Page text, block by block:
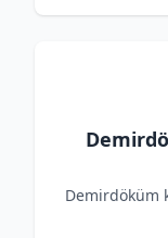
Demirdöküm